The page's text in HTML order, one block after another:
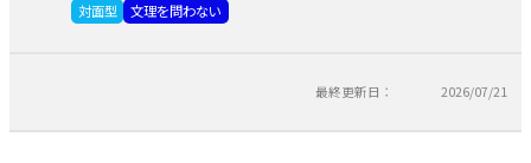
対面型 文理を問わない
最終更新日： 2026/07/21